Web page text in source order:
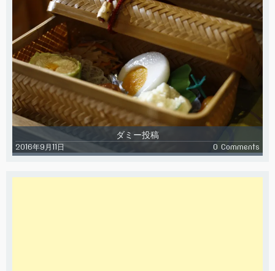
ダミー投稿
2016年9月11日 0 Comments